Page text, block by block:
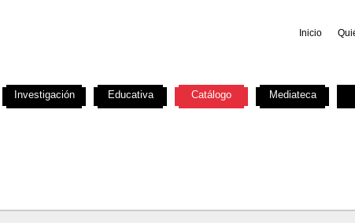
Inicio
Investigación Educativa Catálogo Mediateca